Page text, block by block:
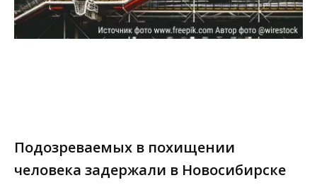
Подозреваемых в похищении
человека задержали в Новосибирске